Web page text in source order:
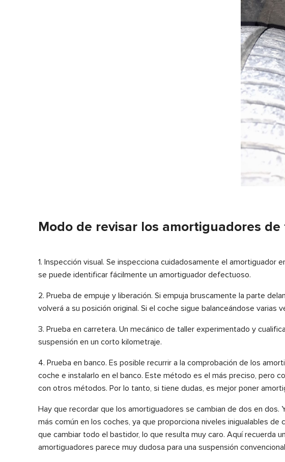
Modo de revisar los amortiguadores de
1. Inspección visual. Se inspecciona cuidadosamente el
se puede identificar fácilmente un amortiguador defectuoso.
2. Prueba de empuje y liberación. Si empuja bruscamente la parte
volverá a su posición original. Si el coche sigue balanceándose
3. Prueba en carretera. Un mecánico de taller experimentado y
suspensión en un corto kilometraje.
4. Prueba en banco. Es posible recurrir a la comprobación de los
coche e instalarlo en el banco. Este método es el más preciso, pero
con otros métodos. Por lo tanto, si tiene dudas, es mejor poner
Hay que recordar que los amortiguadores se cambian de dos en
más común en los coches, ya que proporciona niveles inigualables
que cambiar todo el bastidor, lo que resulta muy caro. Aquí recuerda
amortiguadores parece muy dudosa para una suspensión